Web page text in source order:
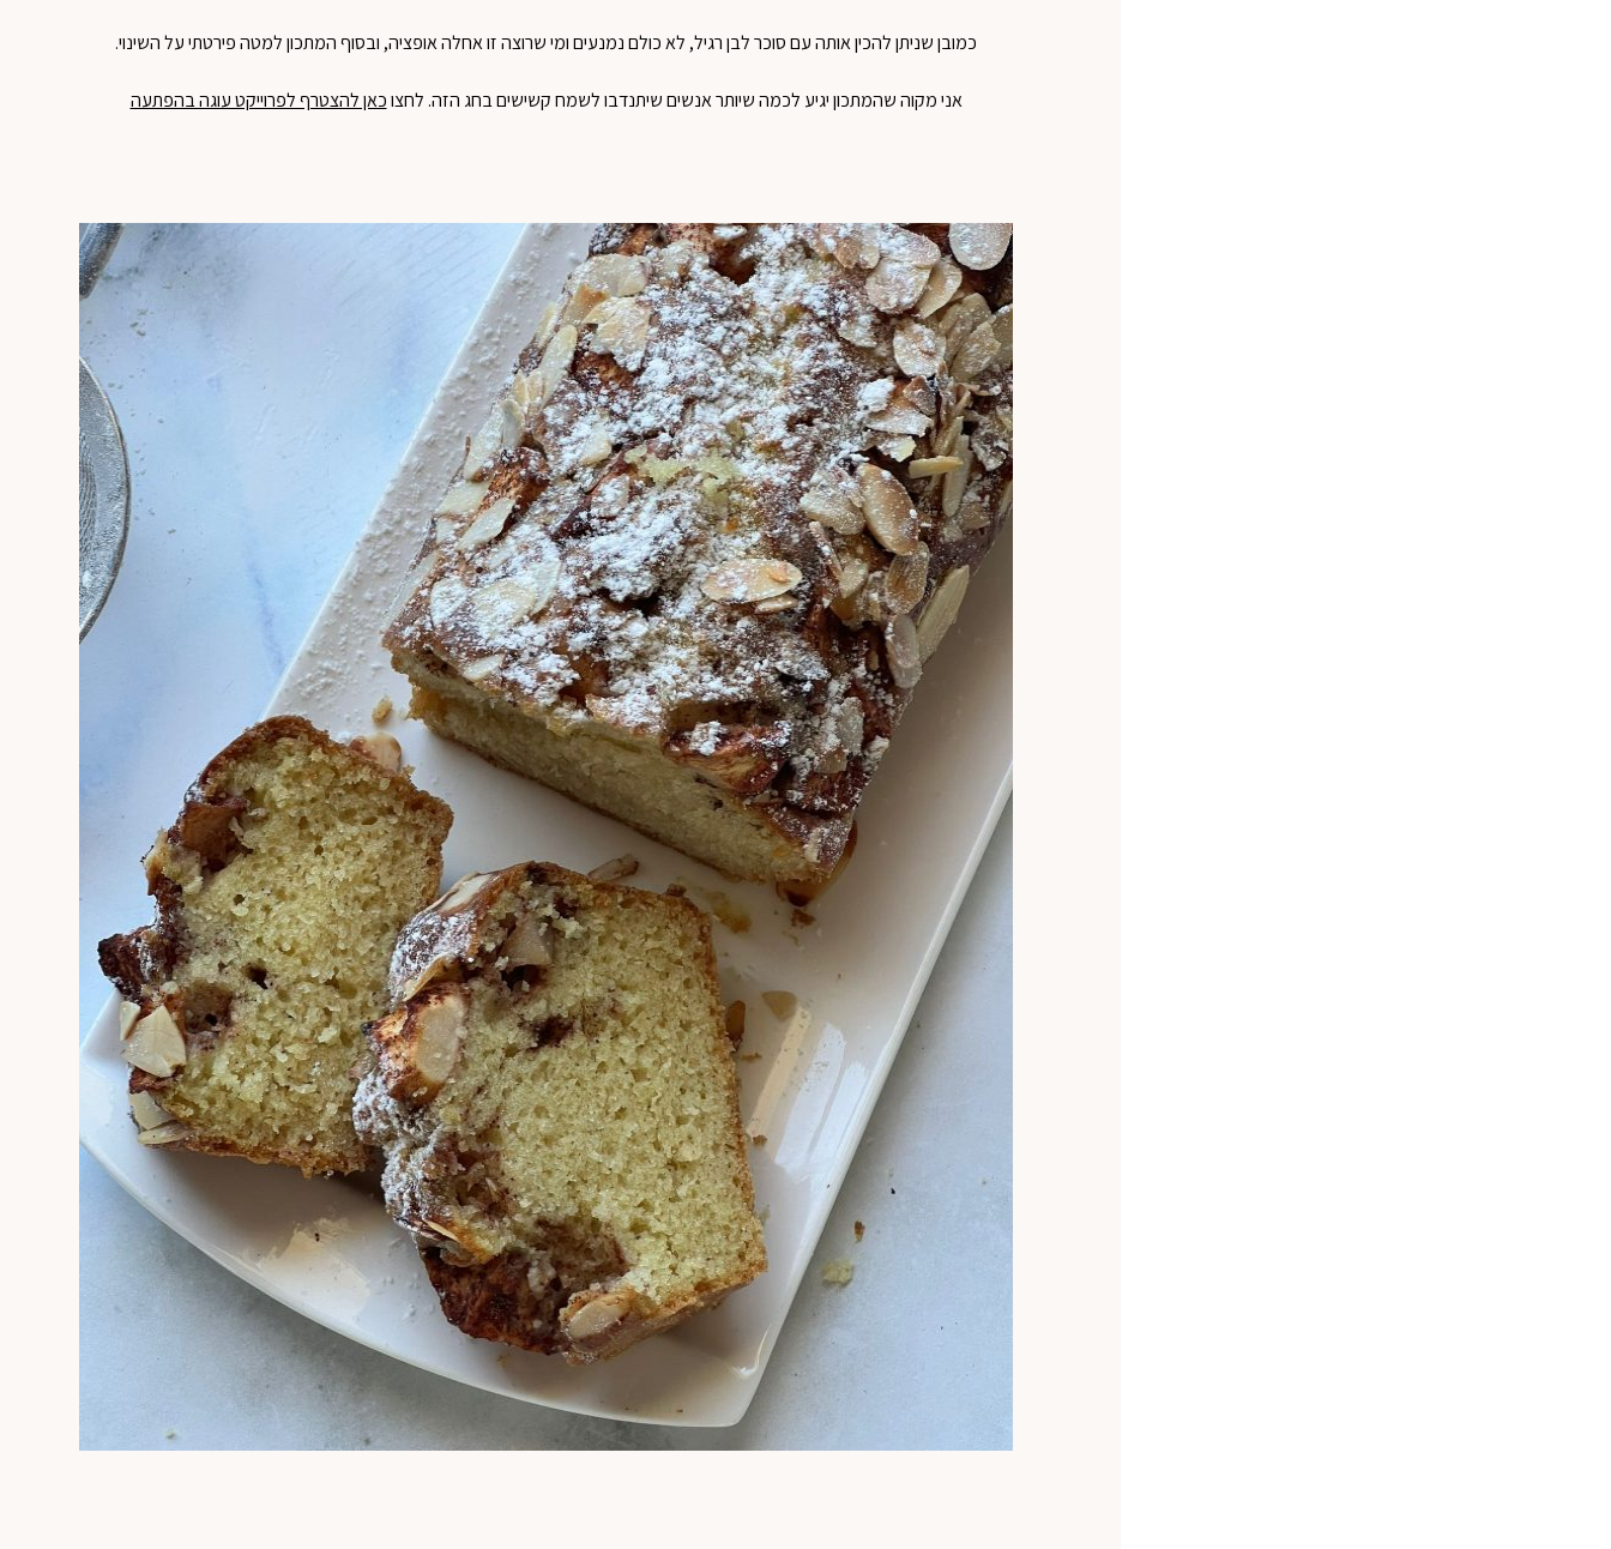
כמובן שניתן להכין אותה עם סוכר לבן רגיל, לא כולם נמנעים ומי שרוצה זו אחלה אופציה, ובסוף המתכון למטה פירטתי על השינוי.
אני מקוה שהמתכון יגיע לכמה שיותר אנשים שיתנדבו לשמח קשישים בחג הזה. לחצוכאן להצטרף לפרוייקט עוגה בהפתעה